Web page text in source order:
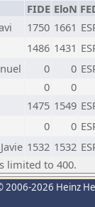
FIDE EloN
1750 1661
1486 1431
0 0
0
0
1475 1549
0 0
1532 1532
limited to 400.
2006-2026 Heinz